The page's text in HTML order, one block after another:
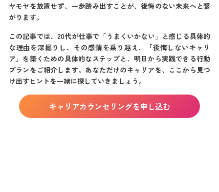
ヤモヤを放置せず、一歩踏み出すことが、後悔のない未来へと繋
がります。
この記事では、20代が仕事で「うまくいかない」と感じる具体的
な理由を深掘りし、その感情を乗り越え、「後悔しないキャリ
ア」を築くための具体的なステップと、明日から実践できる行動
プランをご紹介します。あなただけのキャリアを、ここから見つ
け出すヒントを一緒に探していきましょう。
キャリアカウンセリングを申し込む